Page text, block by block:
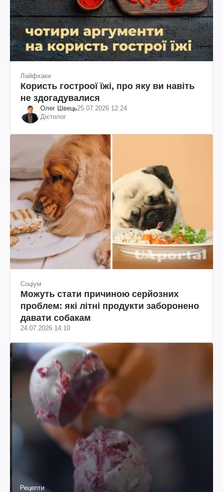
Лайфхаки
Користь гостроої їжі, про яку ви навіть
не здогадувалися
Олег Швець25.07.2026 12:24
Дієтолог
Соціум
Можуть стати причиною серйозних
проблем: які літні продукти заборонено
давати собакам
24.07.2026 14:10
Рецепти